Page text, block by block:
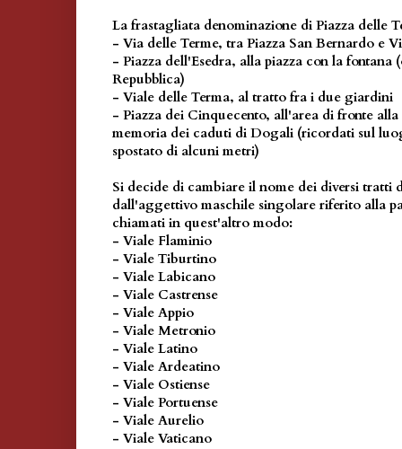
La frastagliata denominazione di Piazza delle
- Via delle Terme, tra Piazza San Bernardo e
- Piazza dell'Esedra, alla piazza con la fontana
Repubblica)
- Viale delle Terma, al tratto fra i due giardini
- Piazza dei Cinquecento, all'area di fronte
memoria dei caduti di Dogali (ricordati sul
spostato di alcuni metri)
Si decide di cambiare il nome dei diversi tratti
dall'aggettivo maschile singolare riferito alla
chiamati in quest'altro modo:
- Viale Flaminio
- Viale Tiburtino
- Viale Labicano
- Viale Castrense
- Viale Appio
- Viale Metronio
- Viale Latino
- Viale Ardeatino
- Viale Ostiense
- Viale Portuense
- Viale Aurelio
- Viale Vaticano